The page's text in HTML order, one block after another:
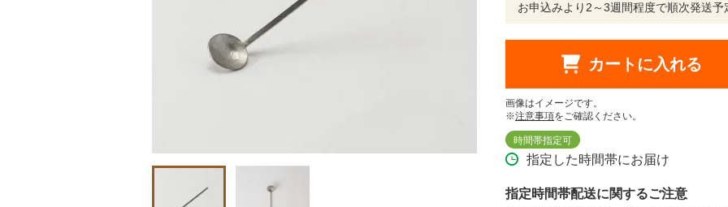
お申込みより2～3週間程度で順次発送
カートに入れる
画像はイメージです。
※注意事項をご確認ください。
時間帯指定可
指定した時間帯にお届け
指定時間帯配送に関するご注意